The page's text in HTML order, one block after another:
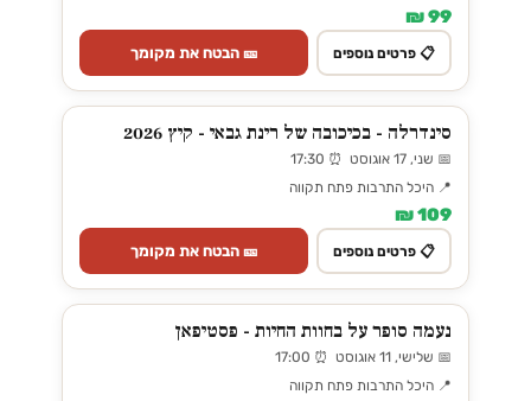
99 ₪
📋 פרטים נוספים 🎫 הבטח את מקומך
סינדרלה - בכיכובה של רינת גבאי - קיץ 2026
📅 שני, 17 אוגוסט ⏰ 17:30
📍 היכל התרבות פתח תקווה
109 ₪
📋 פרטים נוספים 🎫 הבטח את מקומך
נעמה סופר על בחוות החיות - פסטיפאן
📅 שלישי, 11 אוגוסט ⏰ 17:00
📍 היכל התרבות פתח תקווה